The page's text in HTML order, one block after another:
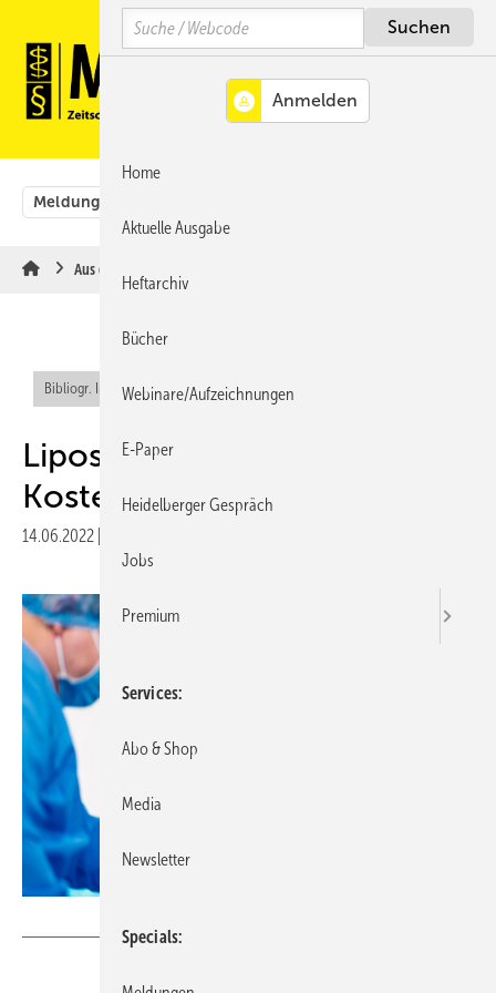
Hauptinhalt
Hauptmenü
SiteSearch
Meldungen
Aus der Rechtsprechung
Bibliogr. Info (RIS)
Liposuktion -
Kostenerstattung
14.06.2022
Search
Home
Aktuelle Ausgabe
Heftarchiv
Bücher
Webinare/Aufzeichnungen
E-Paper
Heidelberger Gespräch
Jobs
Premium
Services
Abo & Shop
Media
Newsletter
Specials